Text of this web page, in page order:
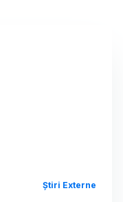
Știri Externe